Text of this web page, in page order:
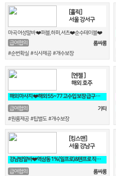
[홀릭]
서울 강서구
마곡 여성알바 ❤️퍼블,하퍼,셔츠❤️순수테이블❤️
급여협의
룸싸롱
#순번확실 #식사제공 #개수보장
[엔젤 ]
해외 호주
해외 마사지 ❤️해외 55~77 고수입 보장 급구 필독❤️
급여협의
기타
#원룸제공 #팁별도 #개수보장
[킹스맨]
서울 강남구
강남밤알바❤️역삼동 1%(일프로)&텐프로 직영 강남 1등❤️
급여협의
룸싸롱